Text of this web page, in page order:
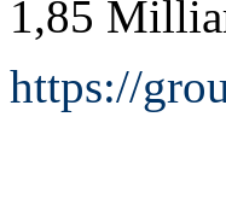
1,85
https://